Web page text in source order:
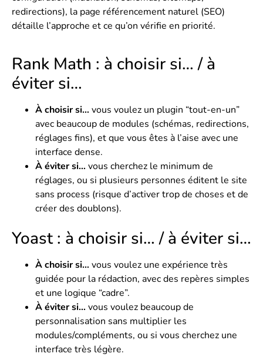
redirections), la page référencement naturel (SEO)
détaille l’approche et ce qu’on vérifie en priorité.
Rank Math : à choisir si… / à
éviter si…
À choisir si… vous voulez un plugin “tout-en-un”
avec beaucoup de modules (schémas, redirections,
réglages fins), et que vous êtes à l’aise avec une
interface dense.
À éviter si… vous cherchez le minimum de
réglages, ou si plusieurs personnes éditent le site
sans process (risque d’activer trop de choses et de
créer des doublons).
Yoast : à choisir si… / à éviter si…
À choisir si… vous voulez une expérience très
guidée pour la rédaction, avec des repères simples
et une logique “cadre”.
À éviter si… vous voulez beaucoup de
personnalisation sans multiplier les
modules/compléments, ou si vous cherchez une
interface très légère.